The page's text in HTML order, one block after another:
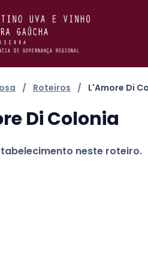
/ Roteiros / L'Amore Di
Di Colonia
neste roteiro.